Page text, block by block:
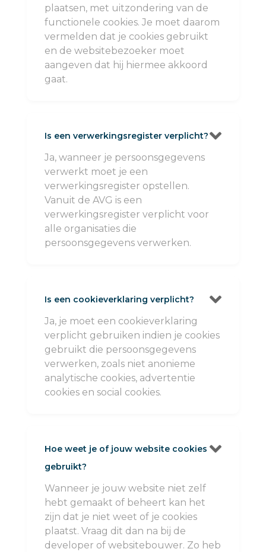
plaatsen, met uitzondering van de
functionele cookies. Je moet daarom
vermelden dat je cookies gebruikt
en de websitebezoeker moet
aangeven dat hij hiermee akkoord
gaat.
Is een verwerkingsregister verplicht?
Ja, wanneer je persoonsgegevens
verwerkt moet je een
verwerkingsregister opstellen.
Vanuit de AVG is een
verwerkingsregister verplicht voor
alle organisaties die
persoonsgegevens verwerken.
Is een cookieverklaring verplicht? 
Ja, je moet een cookieverklaring
verplicht gebruiken indien je cookies
gebruikt die persoonsgegevens
verwerken, zoals niet anonieme
analytische cookies, advertentie
cookies en social cookies.
Hoe weet je of jouw website cookies
gebruikt?

Wanneer je jouw website niet zelf
hebt gemaakt of beheert kan het
zijn dat je niet weet of je cookies
plaatst. Vraag dit dan na bij de
developer of websitebouwer. Zo heb